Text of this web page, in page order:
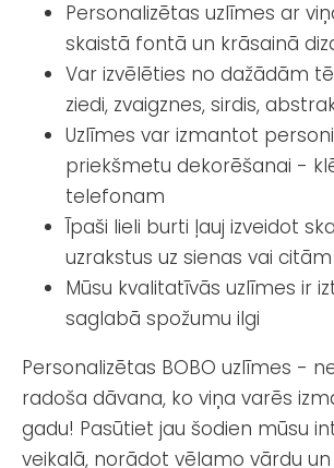
Personalizētas uzlīmes ar
skaistā fontā un krāsainā
Var izvēlēties no dažādām
ziedi, zvaigznes, sirdis,
Uzlīmes var izmantot
priekšmetu dekorēšanai -
telefonam
Īpaši lieli burti ļauj izveidot
uzrakstus uz sienas vai
Mūsu kvalitatīvās uzlīmes ir
saglabā spožumu ilgi
Personalizētas BOBO uzlīmes -
radoša dāvana, ko viņa varēs
gadu! Pasūtiet jau šodien mūsu
veikalā, norādot vēlamo vārdu un